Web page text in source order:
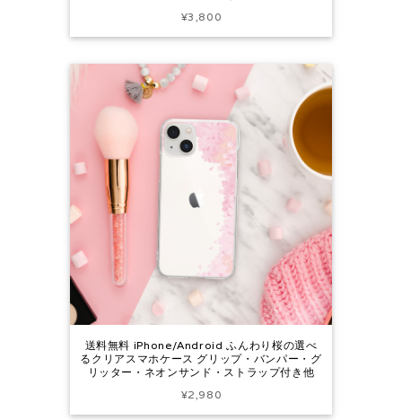
¥3,800
送料無料 iPhone/Android ふんわり桜の選べ
るクリアスマホケース グリップ・バンパー・グ
リッター・ネオンサンド・ストラップ付き他
¥2,980